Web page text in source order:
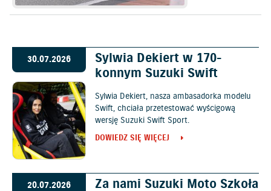
30.07.2026
Sylwia Dekiert w 170-
konnym Suzuki Swift
Sylwia Dekiert, nasza ambasadorka modelu
Swift, chciała przetestować wyścigową
wersję Suzuki Swift Sport.
DOWIEDZ SIĘ WIĘCEJ
20.07.2026
Za nami Suzuki Moto Szkoła